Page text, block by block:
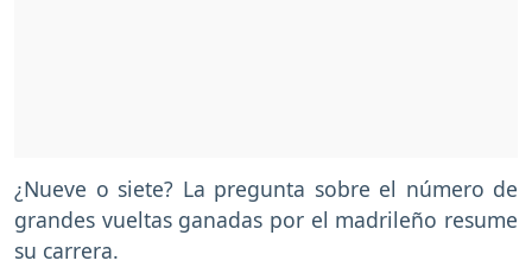
¿Nueve o siete? La pregunta sobre el número de
grandes vueltas ganadas por el madrileño resume
su carrera.